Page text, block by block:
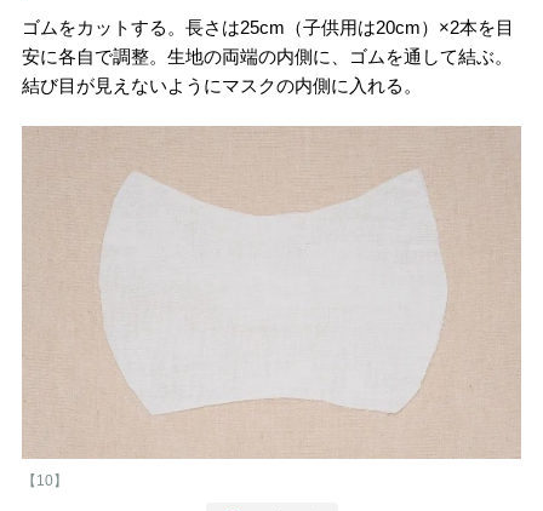
ゴムをカットする。長さは25cm（子供用は20cm）×2本を目
安に各自で調整。生地の両端の内側に、ゴムを通して結ぶ。
結び目が見えないようにマスクの内側に入れる。
【10】